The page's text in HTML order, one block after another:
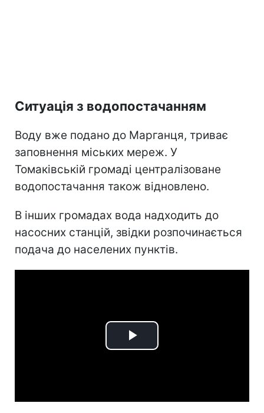
Ситуація з водопостачанням
Воду вже подано до Марганця, триває
заповнення міських мереж. У
Томаківській громаді централізоване
водопостачання також відновлено.
В інших громадах вода надходить до
насосних станцій, звідки розпочинається
подача до населених пунктів.
Play